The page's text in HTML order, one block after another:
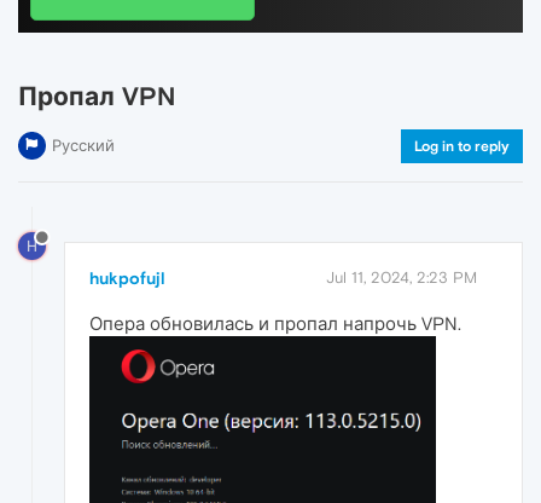
Пропал VPN
Русский Log in to reply
H
hukpofujl Jul 11, 2024, 2:23 PM
Опера обновилась и пропал напрочь VPN.